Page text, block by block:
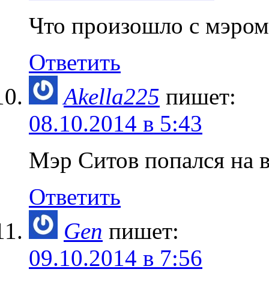
Что произошло с мэром
Ответить
Akella225 пишет:
08.10.2014 в 5:43
Мэр Ситов попался на
Ответить
Gen пишет:
09.10.2014 в 7:56